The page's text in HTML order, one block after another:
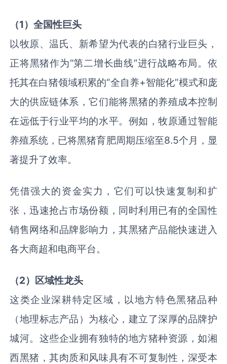
（1）全国性巨头
以牧原、温氏、新希望为代表的白猪行业巨头，
正将黑猪作为“第二增长曲线”进行战略布局。依
托其在白猪领域积累的“全自养+智能化”模式和庞
大的供应链体系，它们能将黑猪的养殖成本控制
在远低于行业平均的水平。例如，牧原通过智能
养殖系统，已将黑猪育肥周期压缩至8.5个月，显
著提升了效率。
凭借强大的资金实力，它们可以快速复制和扩
张，迅速抢占市场份额，同时利用已有的全国性
销售网络和品牌影响力，其黑猪产品能快速进入
各大商超和电商平台。
（2）区域性龙头
这类企业深耕特定区域，以地方特色黑猪品种
（地理标志产品）为核心，建立了深厚的品牌护
城河。这些企业拥有独特的地方猪种资源，如湘
西黑猪，其肉质和风味具有不可复制性，深受本